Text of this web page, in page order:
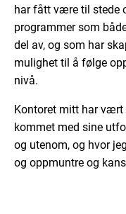
har fått være til stede
programmer som
del av, og som har
mulighet til å følge
nivå.
Kontoret mitt har vært
kommet med sine
og utenom, og hvor
og oppmuntre og